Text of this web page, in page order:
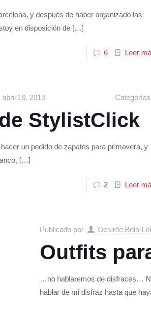
y después de haber organizado las
en disposición de […]
6 Leer
abril 19, 2013 Categorías
StylistClick
un pedido de zapatos para primavera, y
[…]
2 Leer
Publicado por Desirée Bela-
Outfits
…no hablaremos de disfraces…
hablar de mi disfraz hasta que